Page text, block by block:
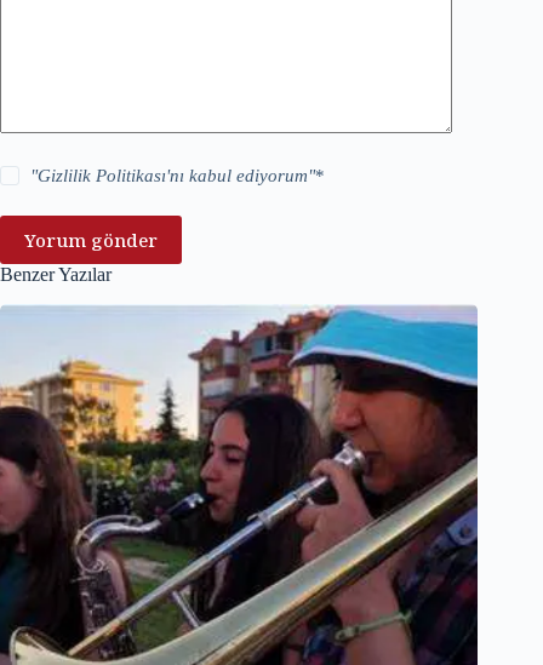
"Gizlilik Politikası'nı kabul ediyorum"*
Yorum gönder
Benzer Yazılar